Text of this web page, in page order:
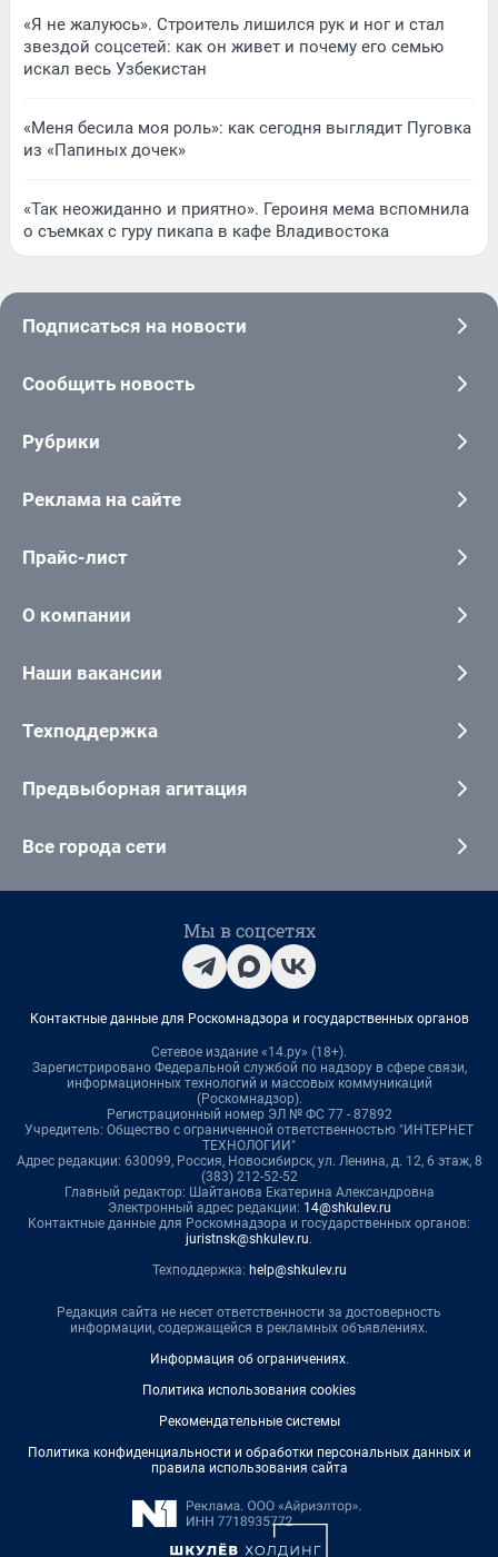
«Я не жалуюсь». Строитель лишился рук и ног и стал
звездой соцсетей: как он живет и почему его семью
искал весь Узбекистан
«Меня бесила моя роль»: как сегодня выглядит Пуговка
из «Папиных дочек»
«Так неожиданно и приятно». Героиня мема вспомнила
о съемках с гуру пикапа в кафе Владивостока
Подписаться на новости
Сообщить новость
Рубрики
Реклама на сайте
Прайс-лист
О компании
Наши вакансии
Техподдержка
Предвыборная агитация
Все города сети
Мы в соцсетях
Контактные данные для Роскомнадзора и государственных органов
Сетевое издание «14.ру» (18+).
Зарегистрировано Федеральной службой по надзору в сфере связи,
информационных технологий и массовых коммуникаций
(Роскомнадзор).
Регистрационный номер ЭЛ № ФС 77 - 87892
Учредитель: Общество с ограниченной ответственностью "ИНТЕРНЕТ
ТЕХНОЛОГИИ"
Адрес редакции: 630099, Россия, Новосибирск, ул. Ленина, д. 12, 6 этаж, 8
(383) 212-52-52
Главный редактор: Шайтанова Екатерина Александровна
Электронный адрес редакции: 14@shkulev.ru
Контактные данные для Роскомнадзора и государственных органов:
juristnsk@shkulev.ru.
Техподдержка: help@shkulev.ru
Редакция сайта не несет ответственности за достоверность
информации, содержащейся в рекламных объявлениях.
Информация об ограничениях.
Политика использования cookies
Рекомендательные системы
Политика конфиденциальности и обработки персональных данных и
правила использования сайта